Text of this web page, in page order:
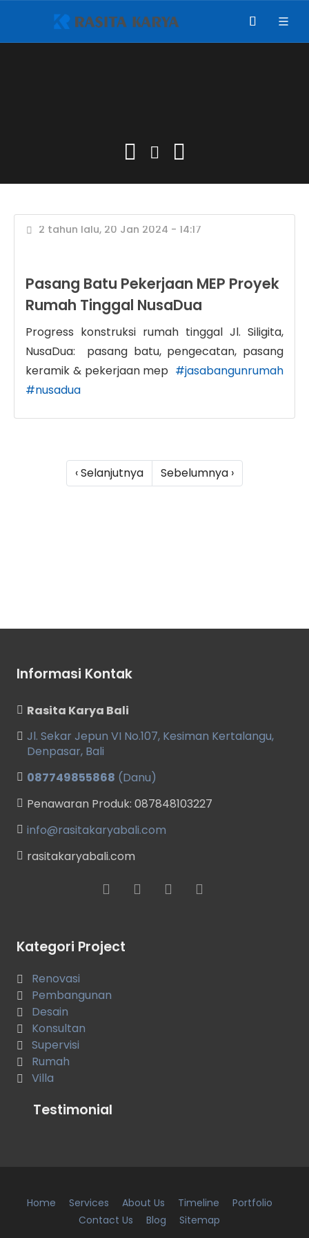
2 tahun lalu, 20 Jan 2024 - 14:17
Pasang Batu Pekerjaan MEP Proyek
Rumah Tinggal NusaDua
Progress konstruksi rumah tinggal Jl. Siligita,
NusaDua: pasang batu, pengecatan, pasang
keramik & pekerjaan mep #jasabangunrumah
#nusadua
‹ Selanjutnya Sebelumnya ›
Informasi Kontak
Rasita Karya Bali
Jl. Sekar Jepun VI No.107, Kesiman Kertalangu,
Denpasar, Bali
087749855868 (Danu)
Penawaran Produk: 087848103227
info@rasitakaryabali.com
rasitakaryabali.com
Kategori Project
Renovasi
Pembangunan
Desain
Konsultan
Supervisi
Rumah
Villa
Testimonial
Home Services About Us Timeline
Portfolio
Contact Us
Blog Sitemap